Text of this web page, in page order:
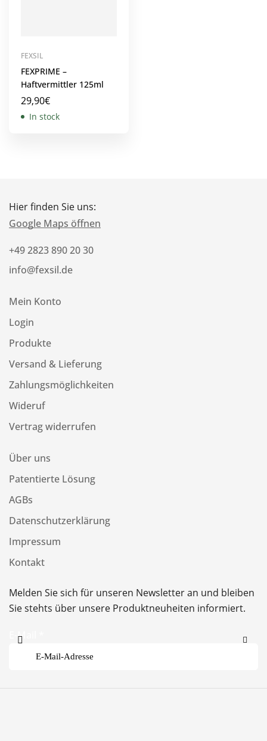
FEXSIL
FEXPRIME –
Haftvermittler 125ml
29,90€
In stock
Hier finden Sie uns:
Google Maps öffnen
+49 2823 890 20 30
info@fexsil.de
Mein Konto
Login
Produkte
Versand & Lieferung
Zahlungsmöglichkeiten
Wideruf
Vertrag widerrufen
Über uns
Patentierte Lösung
AGBs
Datenschutzerklärung
Impressum
Kontakt
Melden Sie sich für unseren Newsletter an und bleiben
Sie stehts über unsere Produktneuheiten informiert.
E-Mail